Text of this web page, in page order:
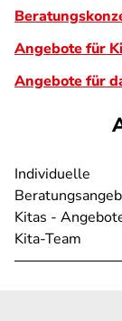
Angebote für
Angebote für
Individuelle
Kitas -
Kita-Team